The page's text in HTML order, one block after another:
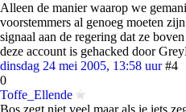
Alleen de manier waarop we
voorstemmers al genoeg moeten
signaal aan de regering dat ze
deze account is gehacked door
dinsdag 24 mei 2005, 13:58 uur #4
0
Toffe_Ellende
Bos zegt niet veel maar als ie iets